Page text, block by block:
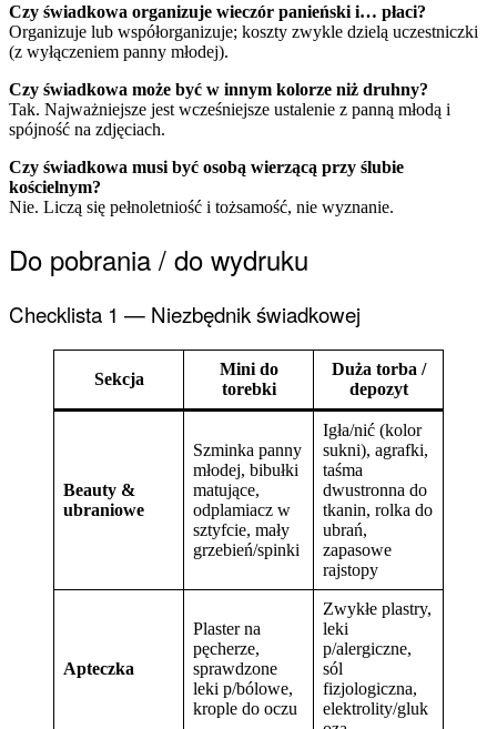
Czy świadkowa organizuje wieczór panieński i… płaci?
Organizuje lub współorganizuje; koszty zwykle dzielą uczestniczki
(z wyłączeniem panny młodej).
Czy świadkowa może być w innym kolorze niż druhny?
Tak. Najważniejsze jest wcześniejsze ustalenie z panną młodą i
spójność na zdjęciach.
Czy świadkowa musi być osobą wierzącą przy ślubie
kościelnym?
Nie. Liczą się pełnoletniość i tożsamość, nie wyznanie.
Do pobrania / do wydruku
Checklista 1 — Niezbędnik świadkowej
Sekcja
Mini do
torebki
Duża torba /
depozyt
Beauty &
ubraniowe
Szminka panny
młodej, bibułki
matujące,
odplamiacz w
sztyfcie, mały
grzebień/spinki
Igła/nić (kolor
sukni), agrafki,
taśma
dwustronna do
tkanin, rolka do
ubrań,
zapasowe
rajstopy
Apteczka
Plaster na
pęcherze,
sprawdzone
leki p/bólowe,
krople do oczu
Zwykłe plastry,
leki
p/alergiczne,
sól
fizjologiczna,
elektrolity/gluk